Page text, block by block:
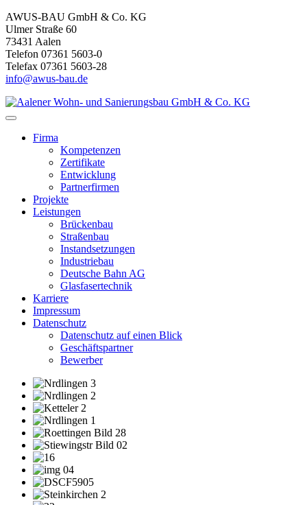
AWUS-BAU GmbH & Co. KG
Ulmer Straße 60
73431 Aalen
Telefon 07361 5603-0
Telefax 07361 5603-28
info@awus-bau.de
Firma
Kompetenzen
Zertifikate
Entwicklung
Partnerfirmen
Projekte
Leistungen
Brückenbau
Straßenbau
Instandsetzungen
Industriebau
Deutsche Bahn AG
Glasfasertechnik
Karriere
Impressum
Datenschutz
Datenschutz auf einen Blick
Geschäftspartner
Bewerber